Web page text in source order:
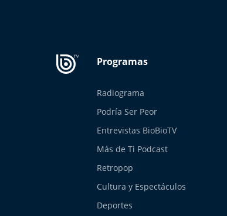
Radiograma
Podría Ser Peor
Entrevistas BioBioTV
Más de Ti Podcast
Retropop
Cultura y Espectáculos
Deportes